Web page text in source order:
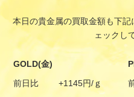
本日の貴金属の買取金額も下
ェックし
GOLD(金)
前日比
+1145円/ｇ